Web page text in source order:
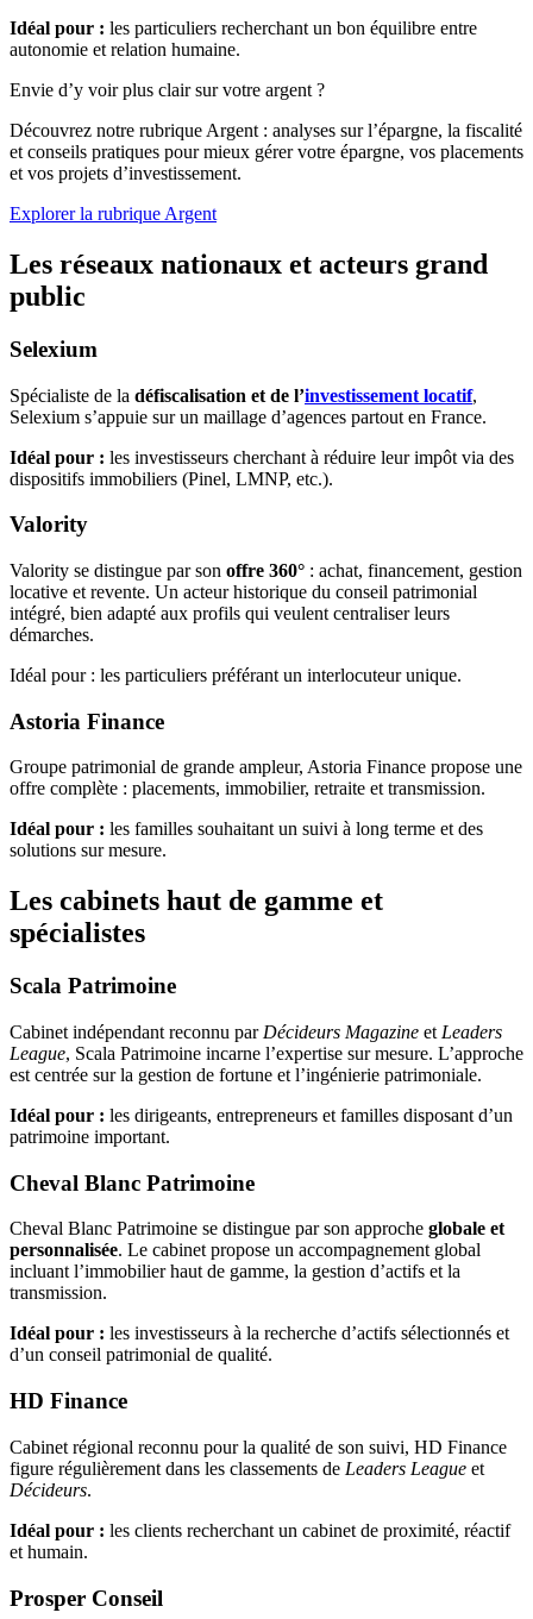
Idéal pour : les particuliers recherchant un bon équilibre entre
autonomie et relation humaine.
Envie d’y voir plus clair sur votre argent ?
Découvrez notre rubrique Argent : analyses sur l’épargne, la fiscalité
et conseils pratiques pour mieux gérer votre épargne, vos placements
et vos projets d’investissement.
Explorer la rubrique Argent
Les réseaux nationaux et acteurs grand
public
Selexium
Spécialiste de la défiscalisation et de l’investissement locatif,
Selexium s’appuie sur un maillage d’agences partout en France.
Idéal pour : les investisseurs cherchant à réduire leur impôt via des
dispositifs immobiliers (Pinel, LMNP, etc.).
Valority
Valority se distingue par son offre 360° : achat, financement, gestion
locative et revente. Un acteur historique du conseil patrimonial
intégré, bien adapté aux profils qui veulent centraliser leurs
démarches.
Idéal pour : les particuliers préférant un interlocuteur unique.
Astoria Finance
Groupe patrimonial de grande ampleur, Astoria Finance propose une
offre complète : placements, immobilier, retraite et transmission.
Idéal pour : les familles souhaitant un suivi à long terme et des
solutions sur mesure.
Les cabinets haut de gamme et
spécialistes
Scala Patrimoine
Cabinet indépendant reconnu par Décideurs Magazine et Leaders
League, Scala Patrimoine incarne l’expertise sur mesure. L’approche
est centrée sur la gestion de fortune et l’ingénierie patrimoniale.
Idéal pour : les dirigeants, entrepreneurs et familles disposant d’un
patrimoine important.
Cheval Blanc Patrimoine
Cheval Blanc Patrimoine se distingue par son approche globale et
personnalisée. Le cabinet propose un accompagnement global
incluant l’immobilier haut de gamme, la gestion d’actifs et la
transmission.
Idéal pour : les investisseurs à la recherche d’actifs sélectionnés et
d’un conseil patrimonial de qualité.
HD Finance
Cabinet régional reconnu pour la qualité de son suivi, HD Finance
figure régulièrement dans les classements de Leaders League et
Décideurs.
Idéal pour : les clients recherchant un cabinet de proximité, réactif
et humain.
Prosper Conseil